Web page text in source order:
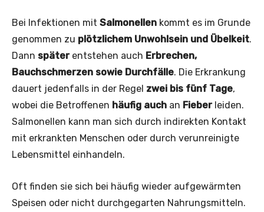
Bei Infektionen mit Salmonellen kommt es im Grunde
genommen zu plötzlichem Unwohlsein und Übelkeit.
Dann späterentstehen auch Erbrechen,
Bauchschmerzen sowie Durchfälle. Die Erkrankung
dauert jedenfalls in der Regel zwei bis fünf Tage,
wobei die Betroffenen häufig auch an Fieberleiden.
Salmonellen kann man sich durch indirekten Kontakt
mit erkrankten Menschen oder durch verunreinigte
Lebensmittel einhandeln.
Oft finden sie sich bei häufig wieder aufgewärmten
Speisen oder nicht durchgegarten Nahrungsmitteln.